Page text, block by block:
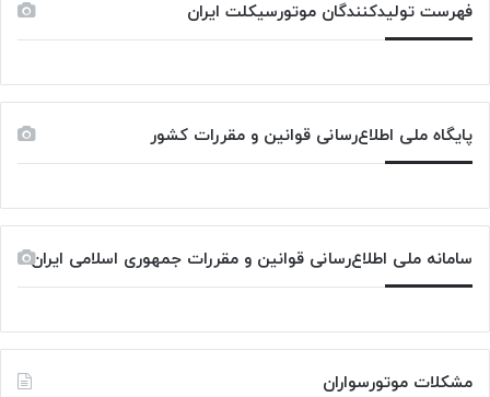
فهرست تولیدکنندگان موتورسیکلت ایران
پایگاه ملی اطلاع‌رسانی قوانین و مقررات کشور
سامانه ملی اطلاع‌رسانی قوانین و مقررات جمهوری اسلامی ایران
مشکلات موتورسواران